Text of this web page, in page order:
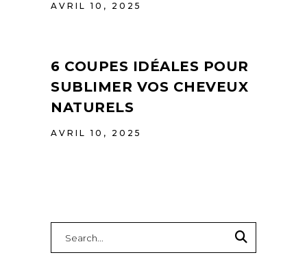
AVRIL 10, 2025
6 COUPES IDÉALES POUR
SUBLIMER VOS CHEVEUX
NATURELS
AVRIL 10, 2025